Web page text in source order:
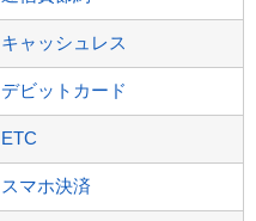
キャッシュレス
デビットカード
ETC
スマホ決済